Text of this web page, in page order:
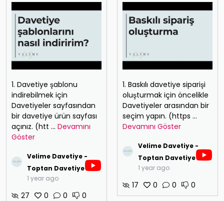
1. Davetiye şablonu
indirebilmek için
Davetiyeler sayfasından
bir davetiye ürün sayfası
açınız. (htt ... Devamını
Göster
Velime Davetiye -
Toptan Davetiye
1 year ago
27 0 0 0
1. Baskılı davetiye siparişi
oluşturmak için öncelikle
Davetiyeler arasından bir
seçim yapın. (https ...
Devamını Göster
Velime Davetiye -
Toptan Davetiye
1 year ago
17 0 0 0